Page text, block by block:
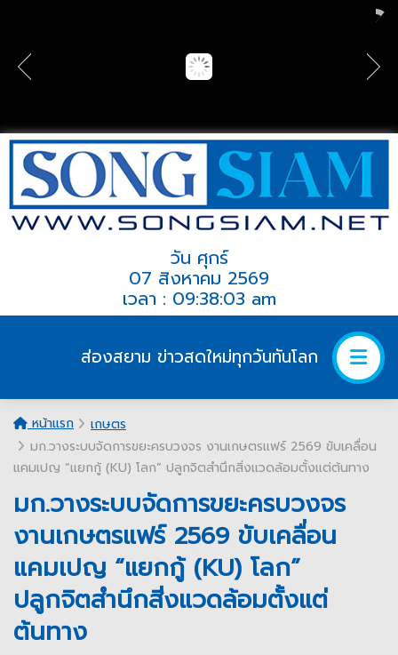
วัน ศุกร์
07 สิงหาคม 2569
เวลา : 09:38:03 am
ส่องสยาม ข่าวสดใหม่ทุกวันทันโลก
หน้าแรก
เกษตร
มก.วางระบบจัดการขยะครบวงจร งานเกษตรแฟร์ 2569 ขับเคลื่อน
แคมเปญ “แยกกู้ (KU) โลก” ปลูกจิตสำนึกสิ่งแวดล้อมตั้งแต่ต้นทาง
มก.วางระบบจัดการขยะครบวงจร
งานเกษตรแฟร์ 2569 ขับเคลื่อน
แคมเปญ “แยกกู้ (KU) โลก”
ปลูกจิตสำนึกสิ่งแวดล้อมตั้งแต่
ต้นทาง